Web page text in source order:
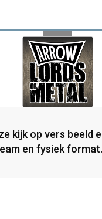
kijk op vers beeld
en fysiek format.